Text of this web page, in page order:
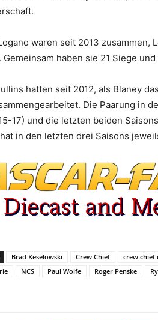
waren seit 2013 zusammen,
Gemeinsam haben sie 21 Siege
hatten seit 2012, als Blaney
Die Paarung in
17) und die letzten beiden
in den letzten drei Saisons
Brad Keselowski Crew Chief crew chief
NCS Paul Wolfe Roger Penske